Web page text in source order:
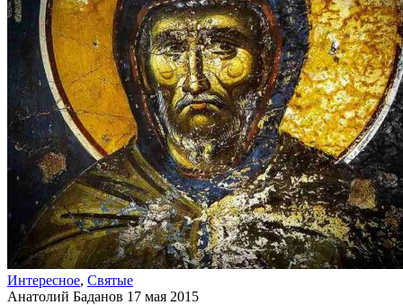
Интересное, Святые
Анатолий Баданов 17 мая 2015